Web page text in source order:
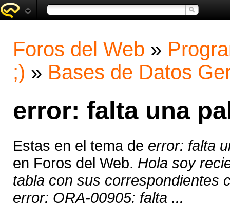
Foros del Web »
;) » Bases de Datos
error: falta una
Estas en el tema de error: falta
en Foros del Web. Hola soy
tabla con sus correspondientes
error: ORA-00905: falta ...